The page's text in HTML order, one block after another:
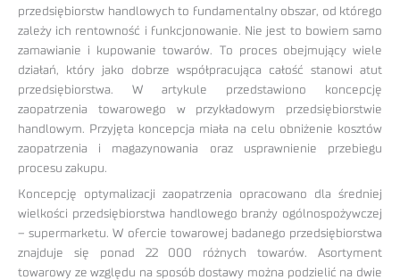
przedsiębiorstw handlowych to fundamentalny obszar, od którego
zależy ich rentowność i funkcjonowanie. Nie jest to bowiem samo
zamawianie i kupowanie towarów. To proces obejmujący wiele
działań, który jako dobrze współpracująca całość stanowi atut
przedsiębiorstwa. W artykule przedstawiono koncepcję
zaopatrzenia towarowego w przykładowym przedsiębiorstwie
handlowym. Przyjęta koncepcja miała na celu obniżenie kosztów
zaopatrzenia i magazynowania oraz usprawnienie przebiegu
procesu zakupu.
Koncepcję optymalizacji zaopatrzenia opracowano dla średniej
wielkości przedsiębiorstwa handlowego branży ogólnospożywczej
– supermarketu. W ofercie towarowej badanego przedsiębiorstwa
znajduje się ponad 22 000 różnych towarów. Asortyment
towarowy ze względu na sposób dostawy można podzielić na dwie